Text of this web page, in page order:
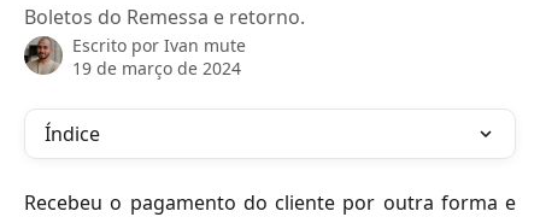
Boletos do Remessa e retorno.
Escrito por Ivan mute
19 de março de 2024
Índice
Recebeu o pagamento do cliente por outra forma e